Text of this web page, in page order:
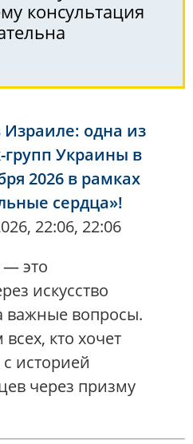
консультация
одна из
Украины в
2026 в рамках
сердца»!
22:06, 22:06
— это
искусство
важные вопросы.
кто хочет
историей
через призму